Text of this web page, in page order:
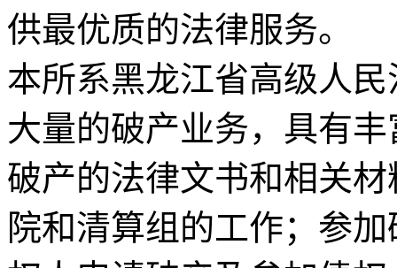
供最优质的法律服务。
本所系黑龙江省高级人
大量的破产业务，具有
破产的法律文书和相关
院和清算组的工作；参